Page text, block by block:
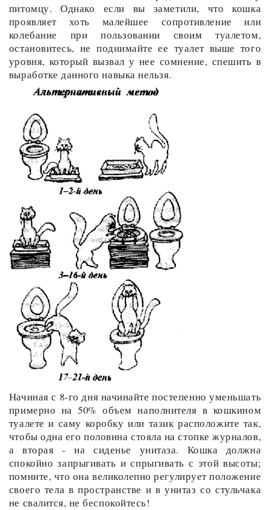
питомцу. Однако если вы заметили, что кошка
проявляет хоть малейшее сопротивление или
колебание при пользовании своим туалетом,
остановитесь, не поднимайте ее туалет выше того
уровня, который вызвал у нее сомнение, спешить в
выработке данного навыка нельзя.
Начиная с 8-го дня начинайте постепенно уменьшать
примерно на 50% объем наполнителя в кошкином
туалете и саму коробку или тазик расположите так,
чтобы одна его половина стояла на стопке журналов,
а вторая - на сиденье унитаза. Кошка должна
спокойно запрыгивать и спрыгивать с этой высоты;
помните, что она великолепно регулирует положение
своего тела в пространстве и в унитаз со стульчака
не свалится, не беспокойтесь!